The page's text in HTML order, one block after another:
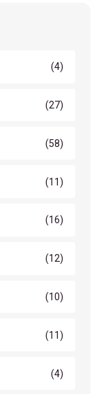
(4)
(27)
(58)
(11)
(16)
(12)
(10)
(11)
(4)